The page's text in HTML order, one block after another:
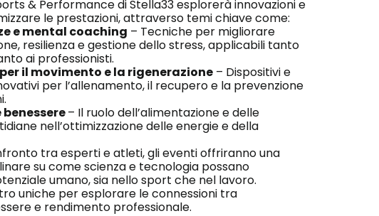
& Performance di Stella33 esplorerà innovazioni e
le prestazioni, attraverso temi chiave come:
e mental coaching – Tecniche per migliorare
resilienza e gestione dello stress, applicabili tanto
ai professionisti.
il movimento e la rigenerazione – Dispositivi e
per l’allenamento, il recupero e la prevenzione
– Il ruolo dell’alimentazione e delle
nell’ottimizzazione delle energie e della
tra esperti e atleti, gli eventi offriranno una
su come scienza e tecnologia possano
umano, sia nello sport che nel lavoro.
uniche per esplorare le connessioni tra
e rendimento professionale.